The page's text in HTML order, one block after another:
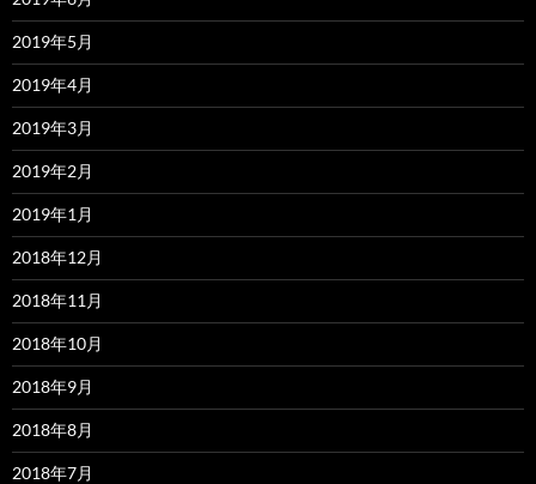
2019年5月
2019年4月
2019年3月
2019年2月
2019年1月
2018年12月
2018年11月
2018年10月
2018年9月
2018年8月
2018年7月